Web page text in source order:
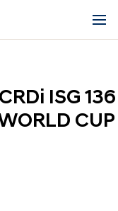
ISG 136
CUP